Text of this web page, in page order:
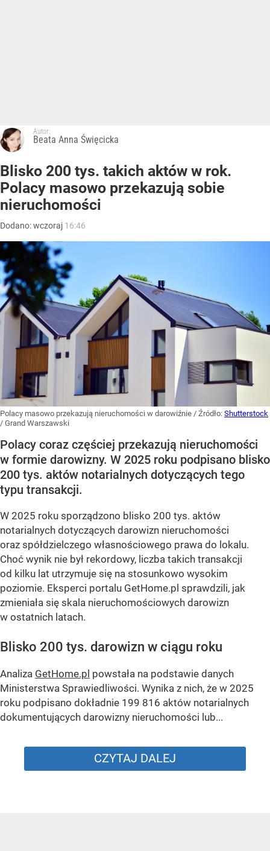
Autor:
Beata Anna Święcicka
Blisko 200 tys. takich aktów w rok.
Polacy masowo przekazują sobie
nieruchomości
Dodano:wczoraj 16:46
Polacy masowo przekazują nieruchomości w darowiźnie / Źródło: Shutterstock
/ Grand Warszawski
Polacy coraz częściej przekazują nieruchomości
w formie darowizny. W 2025 roku podpisano blisko
200 tys. aktów notarialnych dotyczących tego
typu transakcji.
W 2025 roku sporządzono blisko 200 tys. aktów
notarialnych dotyczących darowizn nieruchomości
oraz spółdzielczego własnościowego prawa do lokalu.
Choć wynik nie był rekordowy, liczba takich transakcji
od kilku lat utrzymuje się na stosunkowo wysokim
poziomie. Eksperci portalu GetHome.pl sprawdzili, jak
zmieniała się skala nieruchomościowych darowizn
w ostatnich latach.
Blisko 200 tys. darowizn w ciągu roku
Analiza GetHome.pl powstała na podstawie danych
Ministerstwa Sprawiedliwości. Wynika z nich, że w 2025
roku podpisano dokładnie 199 816 aktów notarialnych
dokumentujących darowizny nieruchomości lub...
CZYTAJ DALEJ